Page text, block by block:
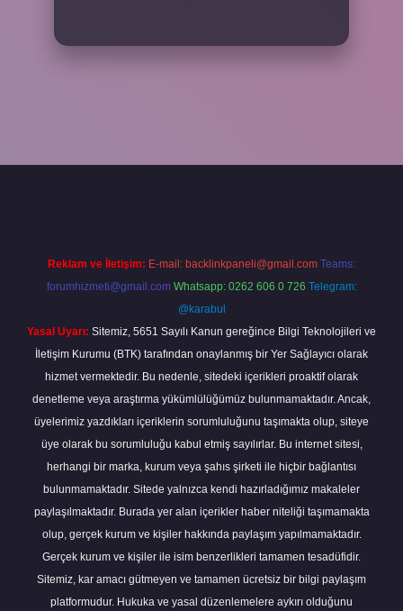
Reklam ve İletişim: E-mail: backlinkpaneli@gmail.com Teams:
forumhizmeti@gmail.com Whatsapp: 0262 606 0 726 Telegram:
@karabul
Yasal Uyarı: Sitemiz, 5651 Sayılı Kanun gereğince Bilgi Teknolojileri ve
İletişim Kurumu (BTK) tarafından onaylanmış bir Yer Sağlayıcı olarak
hizmet vermektedir. Bu nedenle, sitedeki içerikleri proaktif olarak
denetleme veya araştırma yükümlülüğümüz bulunmamaktadır. Ancak,
üyelerimiz yazdıkları içeriklerin sorumluluğunu taşımakta olup, siteye
üye olarak bu sorumluluğu kabul etmiş sayılırlar. Bu internet sitesi,
herhangi bir marka, kurum veya şahıs şirketi ile hiçbir bağlantısı
bulunmamaktadır. Sitede yalnızca kendi hazırladığımız makaleler
paylaşılmaktadır. Burada yer alan içerikler haber niteliği taşımamakta
olup, gerçek kurum ve kişiler hakkında paylaşım yapılmamaktadır.
Gerçek kurum ve kişiler ile isim benzerlikleri tamamen tesadüfidir.
Sitemiz, kar amacı gütmeyen ve tamamen ücretsiz bir bilgi paylaşım
platformudur. Hukuka ve yasal düzenlemelere aykırı olduğunu